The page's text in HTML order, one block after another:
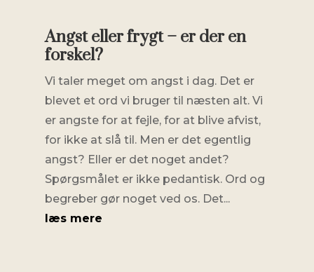
Angst eller frygt – er der en
forskel?
Vi taler meget om angst i dag. Det er
blevet et ord vi bruger til næsten alt. Vi
er angste for at fejle, for at blive afvist,
for ikke at slå til. Men er det egentlig
angst? Eller er det noget andet?
Spørgsmålet er ikke pedantisk. Ord og
begreber gør noget ved os. Det...
læs mere